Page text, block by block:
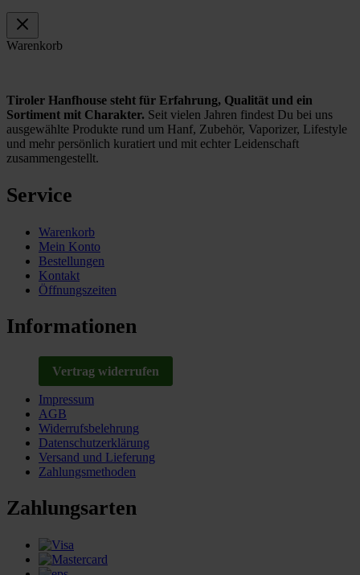
Warenkorb
Tiroler Hanfhouse steht für Erfahrung, Qualität und ein
Sortiment mit Charakter. Seit vielen Jahren findest Du bei uns
ausgewählte Produkte rund um Hanf, Zubehör, Vaporizer, Lifestyle
und mehr persönlich kuratiert und mit echter Leidenschaft
zusammengestellt.
Service
Warenkorb
Mein Konto
Bestellungen
Kontakt
Öffnungszeiten
Informationen
Vertrag widerrufen
Impressum
AGB
Widerrufsbelehrung
Datenschutzerklärung
Versand und Lieferung
Zahlungsmethoden
Zahlungsarten